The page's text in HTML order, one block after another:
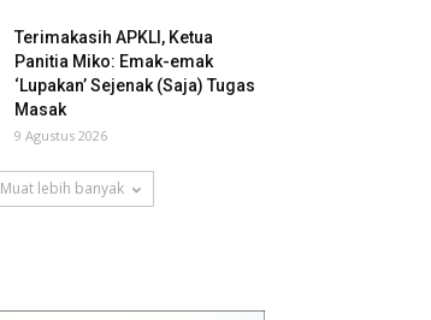
Terimakasih APKLI, Ketua
Panitia Miko: Emak-emak
‘Lupakan’ Sejenak (Saja) Tugas
Masak
9 Agustus 2026
Muat lebih banyak